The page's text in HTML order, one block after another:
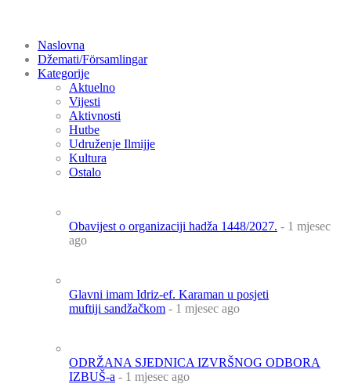
Naslovna
Džemati/Församlingar
Kategorije
Aktuelno
Vijesti
Aktivnosti
Hutbe
Udruženje Ilmijje
Kultura
Ostalo
Obavijest o organizaciji hadža 1448/2027. - 1 mjesec
ago
Glavni imam Idriz-ef. Karaman u posjeti
muftiji sandžačkom - 1 mjesec ago
ODRŽANA SJEDNICA IZVRŠNOG ODBORA
IZBUŠ-a - 1 mjesec ago